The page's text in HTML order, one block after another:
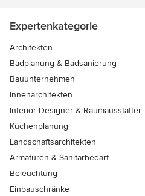
Expertenkategorie
Architekten
Badplanung & Badsanierung
Bauunternehmen
Innenarchitekten
Interior Designer & Raumausstatter
Küchenplanung
Landschaftsarchitekten
Armaturen & Sanitärbedarf
Beleuchtung
Einbauschränke